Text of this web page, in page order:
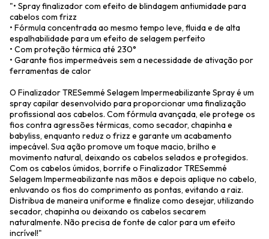
"• Spray finalizador com efeito de blindagem antiumidade para
cabelos com frizz
• Fórmula concentrada ao mesmo tempo leve, fluida e de alta
espalhabilidade para um efeito de selagem perfeito
• Com proteção térmica até 230°
• Garante fios impermeáveis sem a necessidade de ativação por
ferramentas de calor
O Finalizador TRESemmé Selagem Impermeabilizante Spray é um
spray capilar desenvolvido para proporcionar uma finalização
profissional aos cabelos. Com fórmula avançada, ele protege os
fios contra agressões térmicas, como secador, chapinha e
babyliss, enquanto reduz o frizz e garante um acabamento
impecável. Sua ação promove um toque macio, brilho e
movimento natural, deixando os cabelos selados e protegidos.
Com os cabelos úmidos, borrife o Finalizador TRESemmé
Selagem Impermeabilizante nas mãos e depois aplique no cabelo,
enluvando os fios do comprimento as pontas, evitando a raiz.
Distribua de maneira uniforme e finalize como desejar, utilizando
secador, chapinha ou deixando os cabelos secarem
naturalmente. Não precisa de fonte de calor para um efeito
incrível!"